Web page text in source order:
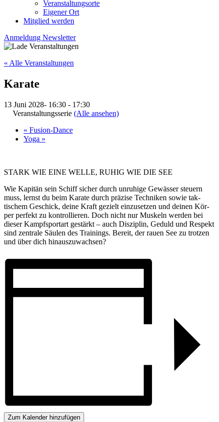
Veranstaltungsorte
Eigener Ort
Mitglied werden
Anmeldung Newsletter
« Alle Veranstaltungen
Karate
13 Juni 2028- 16:30 - 17:30
Veranstaltungsserie (Alle ansehen)
« Fusion-Dance
Yoga »
STARK WIE EINE WELLE, RUHIG WIE DIE SEE
Wie Kapitän sein Schiff sicher durch un­ruhige Ge­wässer steu­ern
muss, lernst du beim Ka­rate durch prä­zise Tech­niken sowie tak­
tischem Ge­schick, deine Kraft ge­zielt ein­zu­setzen und deinen Kör­
per per­fekt zu kon­trol­lie­ren. Doch nicht nur Mus­keln wer­den bei
dieser Kampf­sport­art gestärkt – auch Disziplin, Ge­duld und Respekt
sind zen­trale Säulen des Trainings. Be­reit, der rauen See zu trot­zen
und über dich hinaus­zu­wachsen?
Zum Kalender hinzufügen